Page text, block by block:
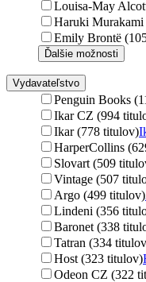
Louisa-May
Haruki
Emily Brontë
Ďalšie možnosti
Vydavateľstvo
Penguin Books
Ikar CZ (994
Ikar (778 titulov)
HarperCollins
Slovart (509
Vintage (507
Argo (499 titulov)
Lindeni (356
Baronet (338
Tatran (334
Host (323 titulov)
Odeon CZ (322